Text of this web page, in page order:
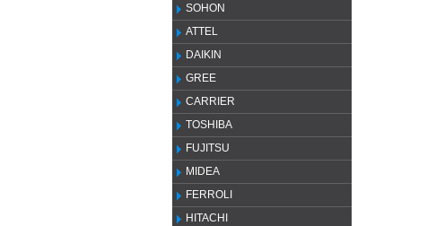
SOHON
ATTEL
DAIKIN
GREE
CARRIER
TOSHIBA
FUJITSU
MIDEA
FERROLI
HITACHI